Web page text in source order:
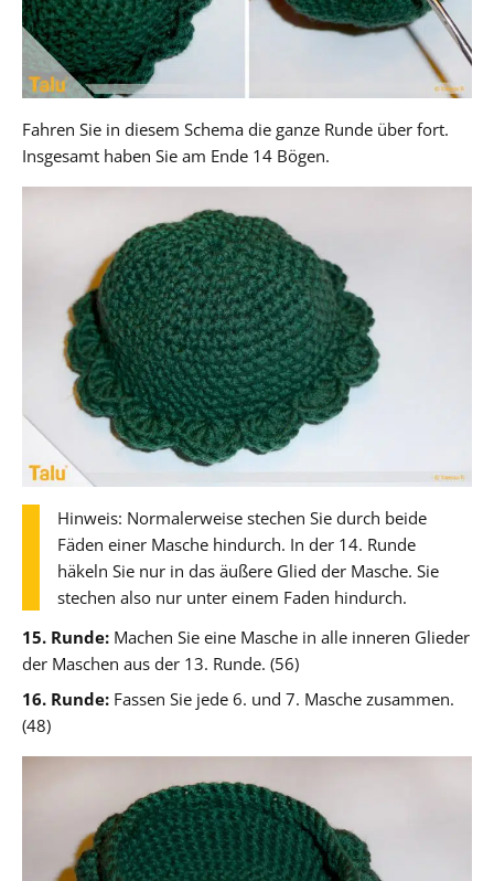
Fahren Sie in diesem Schema die ganze Runde über fort.
Insgesamt haben Sie am Ende 14 Bögen.
Hinweis: Normalerweise stechen Sie durch beide
Fäden einer Masche hindurch. In der 14. Runde
häkeln Sie nur in das äußere Glied der Masche. Sie
stechen also nur unter einem Faden hindurch.
15. Runde: Machen Sie eine Masche in alle inneren Glieder
der Maschen aus der 13. Runde. (56)
16. Runde: Fassen Sie jede 6. und 7. Masche zusammen.
(48)